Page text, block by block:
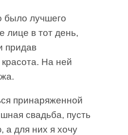
было лучшего
лице в тот день,
придав
На ней
принаряженной
свадьба, пусть
а для них я хочу